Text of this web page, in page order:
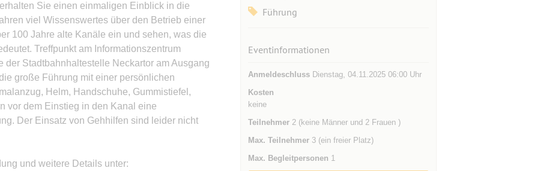
Sie einen einmaligen Einblick in die
viel Wissenswertes über den Betrieb einer
100 Jahre alte Kanäle ein und sehen, was die
Treffpunkt am Informationszentrum
der Stadtbahnhaltestelle Neckartor am Ausgang
große Führung mit einer persönlichen
Helm, Handschuhe, Gummistiefel,
vor dem Einstieg in den Kanal eine
Der Einsatz von Gehhilfen sind leider nicht
und weitere Details unter:
Führung
Eventinformationen
AnmeldeschlussDienstag, 04.11.2025 06:00 Uhr
Kosten
keine
Teilnehmer2 (keine Männer und 2 Frauen )
Max. Teilnehmer3 (ein freier Platz)
Max. Begleitpersonen 1